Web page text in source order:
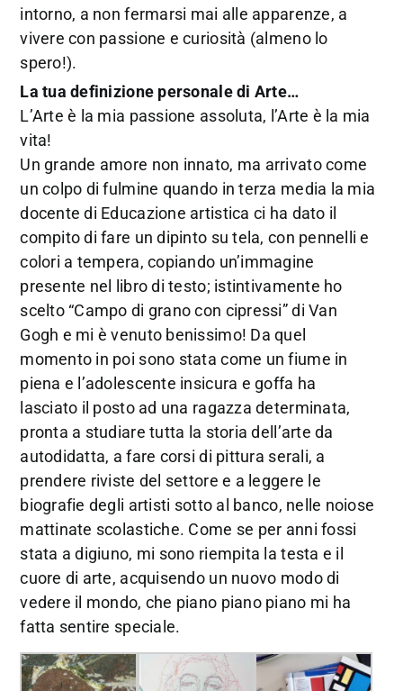
intorno, a non fermarsi mai alle apparenze, a
vivere con passione e curiosità (almeno lo
spero!).
La tua definizione personale di Arte…
L’Arte è la mia passione assoluta, l’Arte è la mia
vita!
Un grande amore non innato, ma arrivato come
un colpo di fulmine quando in terza media la mia
docente di Educazione artistica ci ha dato il
compito di fare un dipinto su tela, con pennelli e
colori a tempera, copiando un’immagine
presente nel libro di testo; istintivamente ho
scelto “Campo di grano con cipressi” di Van
Gogh e mi è venuto benissimo! Da quel
momento in poi sono stata come un fiume in
piena e l’adolescente insicura e goffa ha
lasciato il posto ad una ragazza determinata,
pronta a studiare tutta la storia dell’arte da
autodidatta, a fare corsi di pittura serali, a
prendere riviste del settore e a leggere le
biografie degli artisti sotto al banco, nelle noiose
mattinate scolastiche. Come se per anni fossi
stata a digiuno, mi sono riempita la testa e il
cuore di arte, acquisendo un nuovo modo di
vedere il mondo, che piano piano piano mi ha
fatta sentire speciale.